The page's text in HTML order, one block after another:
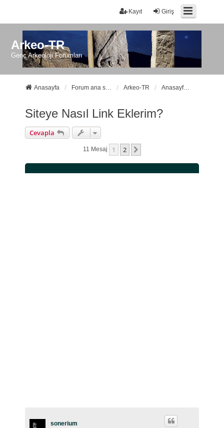
Giriş
Kayıt
Arkeo-TR
Genç Arkeoloji Forumları
Anasayfa Forum ana sayfa Arkeo-TR Anasayfamız ve Forumlarımız Hakkında
Siteye Nasıl Link Eklerim?
Cevapla
11 Mesaj 1 2
sonerium